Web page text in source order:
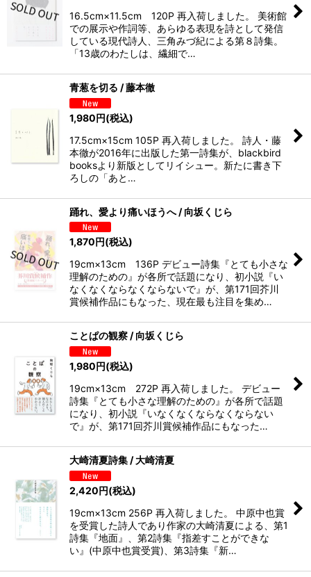
16.5cm×11.5cm 120P 再入荷しました。 美術館
での展示や作詞等、あらゆる表現を詩として発信
している現代詩人、三角みづ紀による第８詩集。
「13歳のわたしは、繊細で…
青葱を切る / 藤本徹
1,980円(税込)
17.5cm×15cm 105P 再入荷しました。 詩人・藤
本徹が2016年に出版した第一詩集が、blackbird
booksより新版としてリイシュー。新たに書き下
ろしの「あと…
踊れ、愛より痛いほうへ / 向坂くじら
1,870円(税込)
19cm×13cm 136P デビュー詩集『とても小さな
理解のための』が各所で話題になり、初小説『い
なくなくならなくならないで』が、第171回芥川
賞候補作品にもなった、現在最も注目を集め…
ことぱの観察 / 向坂くじら
1,980円(税込)
19cm×13cm 272P 再入荷しました。 デビュー
詩集『とても小さな理解のための』が各所で話題
になり、初小説『いなくなくならなくならない
で』が、第171回芥川賞候補作品にもなった…
大崎清夏詩集 / 大崎清夏
2,420円(税込)
19cm×13cm 256P 再入荷しました。 中原中也賞
を受賞した詩人であり作家の大崎清夏による、第1
詩集『地面』、第2詩集『指差すことができな
い』(中原中也賞受賞)、第3詩集『新…